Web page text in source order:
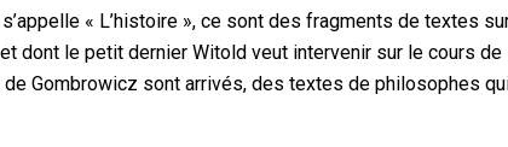
« L’histoire », ce sont des fragments de textes
dont le petit dernier Witold veut intervenir sur le cours de
Gombrowicz sont arrivés, des textes de philosophes